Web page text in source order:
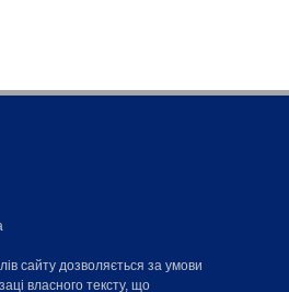
сайту дозволяється за умови
власного тексту, що